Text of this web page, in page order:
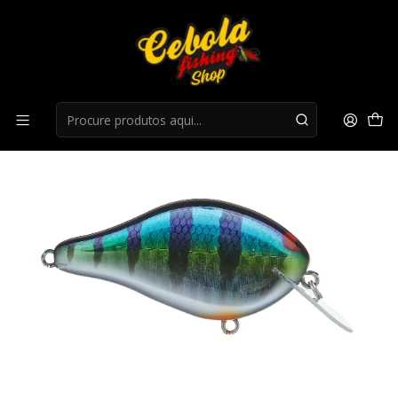
Crank IMA SHAKER